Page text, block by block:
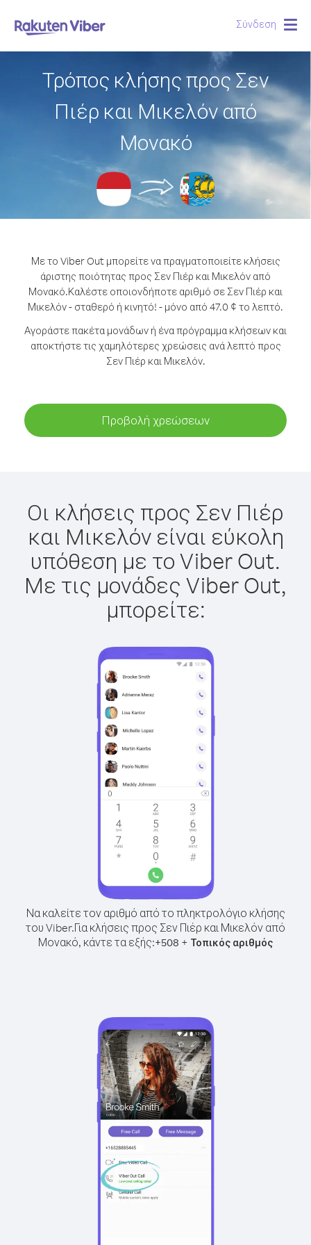
Σύνδεση
Τρόπος κλήσης προς Σεν
Πιέρ και Μικελόν από
Μονακό
Με το Viber Out μπορείτε να πραγματοποιείτε κλήσεις
άριστης ποιότητας προς Σεν Πιέρ και Μικελόν από
Μονακό.Καλέστε οποιονδήποτε αριθμό σε Σεν Πιέρ και
Μικελόν - σταθερό ή κινητό! - μόνο από 47.0 ¢ το λεπτό.
Αγοράστε πακέτα μονάδων ή ένα πρόγραμμα κλήσεων και
αποκτήστε τις χαμηλότερες χρεώσεις ανά λεπτό προς
Σεν Πιέρ και Μικελόν.
Προβολή χρεώσεων
Οι κλήσεις προς Σεν Πιέρ
και Μικελόν είναι εύκολη
υπόθεση με το Viber Out.
Με τις μονάδες Viber Out,
μπορείτε:
Να καλείτε τον αριθμό από το πληκτρολόγιο κλήσης
του Viber.Για κλήσεις προς Σεν Πιέρ και Μικελόν από
Μονακό, κάντε τα εξής:+508 + Τοπικός αριθμός